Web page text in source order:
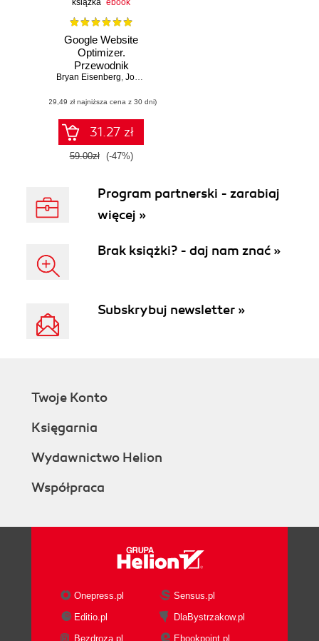
książka ebook
Google Website
Optimizer.
Przewodnik
Bryan Eisenberg, John Quarto-vonTivadar
(29,49 zł najniższa cena z 30 dni)
31.27 zł
59.00zł (-47%)
Program partnerski - zarabiaj
więcej »
Brak książki? - daj nam znać »
Subskrybuj newsletter »
Twoje Konto
Księgarnia
Wydawnictwo Helion
Współpraca
Onepress.pl
Sensus.pl
Editio.pl
DlaBystrzakow.pl
Bezdroza.pl
Ebookpoint.pl